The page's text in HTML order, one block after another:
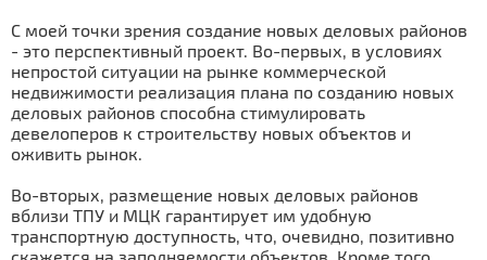
С моей точки зрения создание новых деловых районов
- это перспективный проект. Во-первых, в условиях
непростой ситуации на рынке коммерческой
недвижимости реализация плана по созданию новых
деловых районов способна стимулировать
девелоперов к строительству новых объектов и
оживить рынок.
Во-вторых, размещение новых деловых районов
вблизи ТПУ и МЦК гарантирует им удобную
транспортную доступность, что, очевидно, позитивно